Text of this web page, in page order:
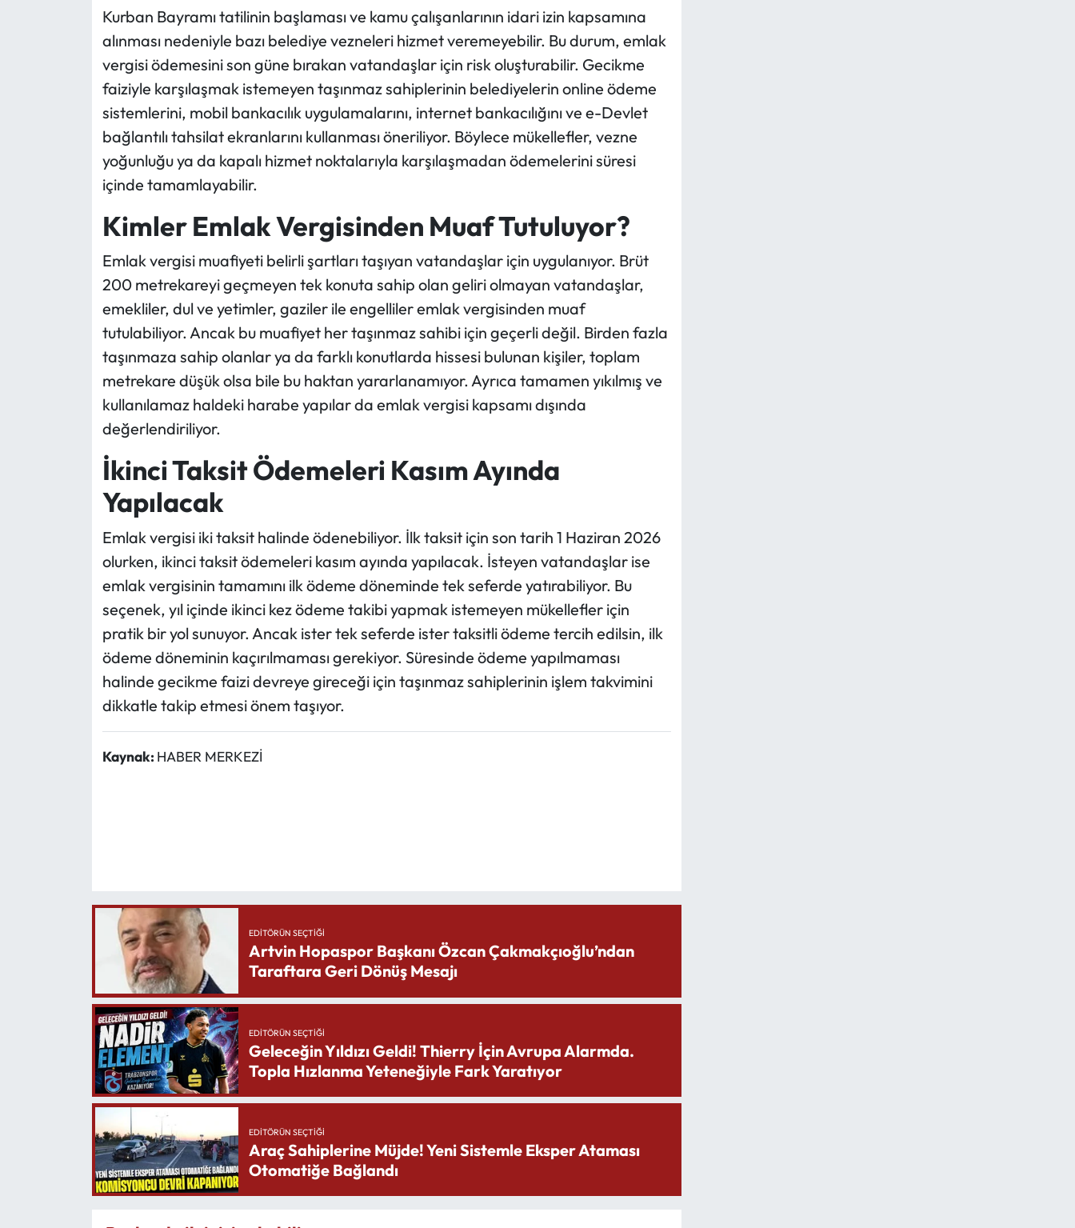
Kurban Bayramı tatilinin başlaması ve kamu çalışanlarının idari izin kapsamına
alınması nedeniyle bazı belediye vezneleri hizmet veremeyebilir. Bu durum, emlak
vergisi ödemesini son güne bırakan vatandaşlar için risk oluşturabilir. Gecikme
faiziyle karşılaşmak istemeyen taşınmaz sahiplerinin belediyelerin online ödeme
sistemlerini, mobil bankacılık uygulamalarını, internet bankacılığını ve e-Devlet
bağlantılı tahsilat ekranlarını kullanması öneriliyor. Böylece mükellefler, vezne
yoğunluğu ya da kapalı hizmet noktalarıyla karşılaşmadan ödemelerini süresi
içinde tamamlayabilir.
Kimler Emlak Vergisinden Muaf Tutuluyor?
Emlak vergisi muafiyeti belirli şartları taşıyan vatandaşlar için uygulanıyor. Brüt
200 metrekareyi geçmeyen tek konuta sahip olan geliri olmayan vatandaşlar,
emekliler, dul ve yetimler, gaziler ile engelliler emlak vergisinden muaf
tutulabiliyor. Ancak bu muafiyet her taşınmaz sahibi için geçerli değil. Birden fazla
taşınmaza sahip olanlar ya da farklı konutlarda hissesi bulunan kişiler, toplam
metrekare düşük olsa bile bu haktan yararlanamıyor. Ayrıca tamamen yıkılmış ve
kullanılamaz haldeki harabe yapılar da emlak vergisi kapsamı dışında
değerlendiriliyor.
İkinci Taksit Ödemeleri Kasım Ayında
Yapılacak
Emlak vergisi iki taksit halinde ödenebiliyor. İlk taksit için son tarih 1 Haziran 2026
olurken, ikinci taksit ödemeleri kasım ayında yapılacak. İsteyen vatandaşlar ise
emlak vergisinin tamamını ilk ödeme döneminde tek seferde yatırabiliyor. Bu
seçenek, yıl içinde ikinci kez ödeme takibi yapmak istemeyen mükellefler için
pratik bir yol sunuyor. Ancak ister tek seferde ister taksitli ödeme tercih edilsin, ilk
ödeme döneminin kaçırılmaması gerekiyor. Süresinde ödeme yapılmaması
halinde gecikme faizi devreye gireceği için taşınmaz sahiplerinin işlem takvimini
dikkatle takip etmesi önem taşıyor.
Kaynak: HABER MERKEZİ
EDITÖRÜN SEÇTIĞI
Artvin Hopaspor Başkanı Özcan Çakmakçıoğlu’ndan
Taraftara Geri Dönüş Mesajı
EDITÖRÜN SEÇTIĞI
Geleceğin Yıldızı Geldi! Thierry İçin Avrupa Alarmda.
Topla Hızlanma Yeteneğiyle Fark Yaratıyor
EDITÖRÜN SEÇTIĞI
Araç Sahiplerine Müjde! Yeni Sistemle Eksper Ataması
Otomatiğe Bağlandı